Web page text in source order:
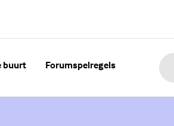
buurt Forumspelregels